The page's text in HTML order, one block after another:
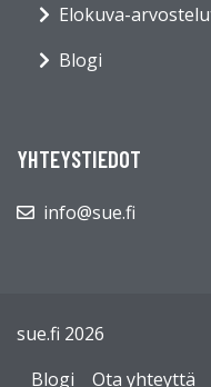
Elokuva-
Blogi
YHTEYSTIEDOT
info@sue.fi
sue.fi 2026
Blogi
Ota yhteyttä